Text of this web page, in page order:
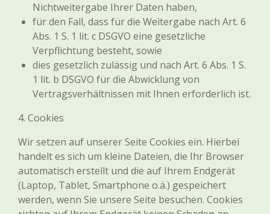
Nichtweitergabe Ihrer Daten haben,
für den Fall, dass für die Weitergabe nach Art. 6
Abs. 1 S. 1 lit. c DSGVO eine gesetzliche
Verpflichtung besteht, sowie
dies gesetzlich zulässig und nach Art. 6 Abs. 1 S.
1 lit. b DSGVO für die Abwicklung von
Vertragsverhältnissen mit Ihnen erforderlich ist.
4. Cookies
Wir setzen auf unserer Seite Cookies ein. Hierbei
handelt es sich um kleine Dateien, die Ihr Browser
automatisch erstellt und die auf Ihrem Endgerät
(Laptop, Tablet, Smartphone o.ä.) gespeichert
werden, wenn Sie unsere Seite besuchen. Cookies